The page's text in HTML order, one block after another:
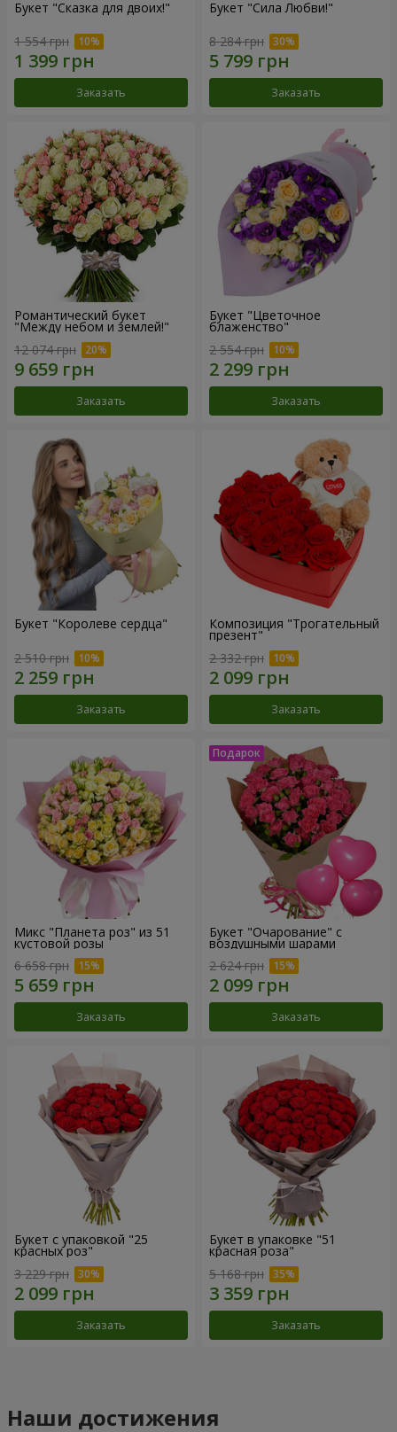
Букет "Сказка для двоих!"
1 554 грн
Заказать
Букет "Сила Любви!"
8 284 грн
Заказать
Романтический букет
"Между небом и землей!"
12 074 грн
Заказать
Букет "Цветочное
блаженство"
2 554 грн
Заказать
Букет "Королеве сердца"
2 510 грн
Заказать
Композиция "Трогательный
презент"
2 332 грн
Заказать
Микс "Планета роз" из 51
кустовой розы
6 658 грн
Заказать
Букет "Очарование" с
воздушными шарами
2 624 грн
Заказать
Букет с упаковкой "25
красных роз"
3 229 грн
Заказать
Букет в упаковке "51
красная роза"
5 168 грн
Заказать
Наши достижения